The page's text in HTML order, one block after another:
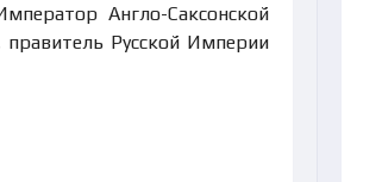
Англо-Саксонской
Русской Империи